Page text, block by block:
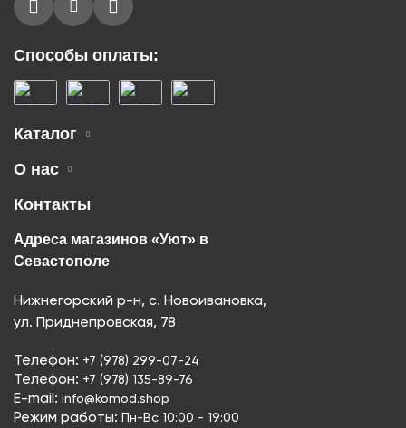
Способы оплаты:
Каталог
О нас
Контакты
Адреса магазинов «Уют» в
Севастополе
Нижнегорский р-н, с. Новоивановка,
ул. Приднепровская, 78
Телефон: +7 (978) 299-07-24
Телефон: +7 (978) 135-89-76
E-mail: info@komod.shop
Режим работы: Пн-Вс 10:00 - 19:00